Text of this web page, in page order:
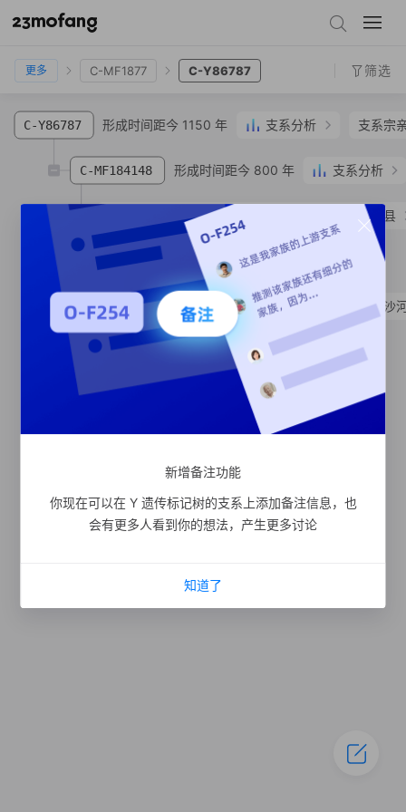
C-MV98181
更多 C-MF1877 C-Y86787 筛选
C-Y86787 形成时间距今 1150 年 支系分析 支系宗
C-MF184148 形成时间距今 800 年 支系分析
C-MF394910姜** 辽宁省 铁岭市 西丰县
C-MF184151 形成时间距今 190 年 SNP
C-MF184155姜**汉族辽宁省 大连市 沙
新增备注功能
你现在可以在 Y 遗传标记树的支系上添加备注信息，也
会有更多人看到你的想法，产生更多讨论
知道了